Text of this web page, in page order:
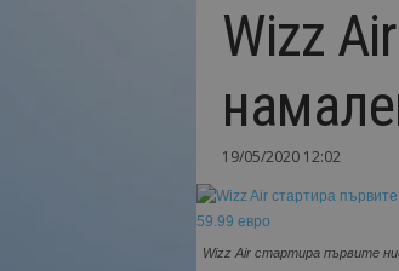
о
т
Wizz
19/05/2020 12:02
Wizz Air стартира първите